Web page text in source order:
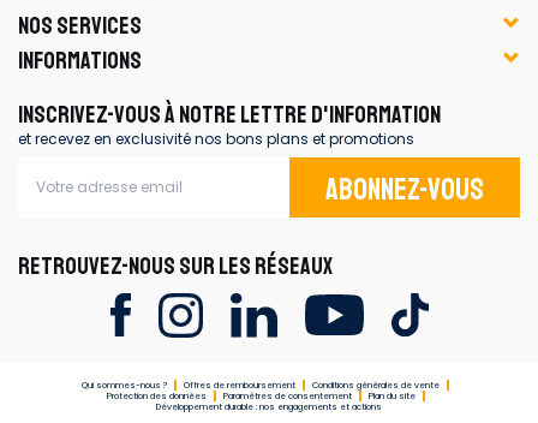
NOS SERVICES
INFORMATIONS
INSCRIVEZ-VOUS À NOTRE LETTRE D'INFORMATION
et recevez en exclusivité nos bons plans et promotions
Abonnez-vous
RETROUVEZ-NOUS SUR LES RÉSEAUX
Qui sommes-nous ? Offres de remboursement
Conditions générales de vente
Protection des données
Paramètres de consentement
Plan du site
Développement durable : nos engagements et actions